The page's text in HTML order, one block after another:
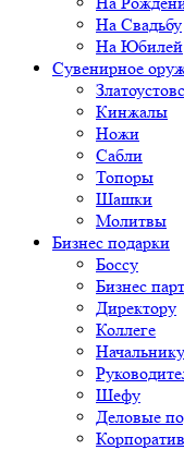
На Свадьбу
На Юбилей
Сувенирное
Кинжалы
Ножи
Сабли
Топоры
Шашки
Молитвы
Бизнес подарки
Боссу
Бизнес
Директору
Коллеге
Начальнику
Шефу
Деловые